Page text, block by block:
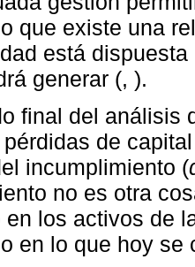
que existe una
está
generar (, ).
final del análisis
de
incumplimiento (
no es otra
en los activos de
en lo que hoy se